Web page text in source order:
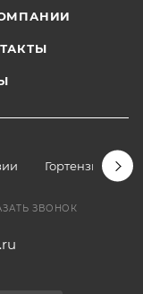
Гортензии
ЗВОНОК